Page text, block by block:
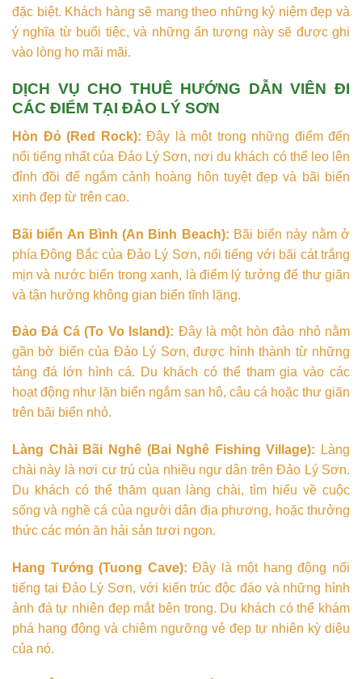
đặc biệt. Khách hàng sẽ mang theo những kỷ niệm đẹp và
ý nghĩa từ buổi tiệc, và những ấn tượng này sẽ được ghi
vào lòng họ mãi mãi.
DỊCH VỤ CHO THUÊ HƯỚNG DẪN VIÊN ĐI
CÁC ĐIỂM TẠI ĐẢO LÝ SƠN
Hòn Đỏ (Red Rock): Đây là một trong những điểm đến
nổi tiếng nhất của Đảo Lý Sơn, nơi du khách có thể leo lên
đỉnh đồi để ngắm cảnh hoàng hôn tuyệt đẹp và bãi biển
xinh đẹp từ trên cao.
Bãi biển An Bình (An Binh Beach): Bãi biển này nằm ở
phía Đông Bắc của Đảo Lý Sơn, nổi tiếng với bãi cát trắng
mịn và nước biển trong xanh, là điểm lý tưởng để thư giãn
và tận hưởng không gian biển tĩnh lặng.
Đảo Đá Cá (To Vo Island): Đây là một hòn đảo nhỏ nằm
gần bờ biển của Đảo Lý Sơn, được hình thành từ những
tảng đá lớn hình cá. Du khách có thể tham gia vào các
hoạt động như lặn biển ngắm san hô, câu cá hoặc thư giãn
trên bãi biển nhỏ.
Làng Chài Bãi Nghê (Bai Nghê Fishing Village): Làng
chài này là nơi cư trú của nhiều ngư dân trên Đảo Lý Sơn.
Du khách có thể thăm quan làng chài, tìm hiểu về cuộc
sống và nghề cá của người dân địa phương, hoặc thưởng
thức các món ăn hải sản tươi ngon.
Hang Tướng (Tuong Cave): Đây là một hang động nổi
tiếng tại Đảo Lý Sơn, với kiến trúc độc đáo và những hình
ảnh đá tự nhiên đẹp mắt bên trong. Du khách có thể khám
phá hang động và chiêm ngưỡng vẻ đẹp tự nhiên kỳ diệu
của nó.